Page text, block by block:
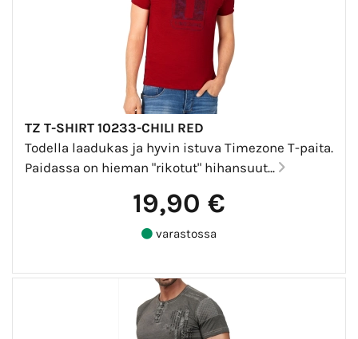
TZ T-SHIRT 10233-CHILI RED
Todella laadukas ja hyvin istuva Timezone T-paita.
Paidassa on hieman "rikotut" hihansuut...
19,90 €
varastossa